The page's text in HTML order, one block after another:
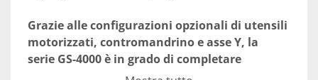
Grazie alle configurazioni opzionali di utensili
motorizzati, contromandrino e asse Y, la
serie GS-4000 è in grado di completare
tornitura, fresatura, foratura e maschiatura